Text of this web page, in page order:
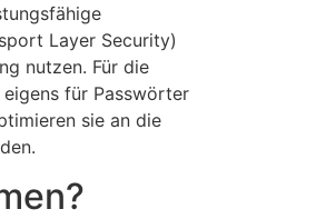
Layer Security)
nutzen. Für die
für Passwörter
sie an die